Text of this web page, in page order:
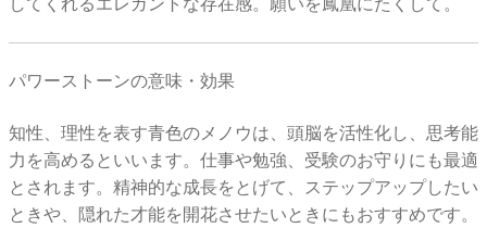
パワーストーンの意味・効果
知性、理性を表す青色のメノウは、頭脳を活性化し、思考能
力を高めるといいます。仕事や勉強、受験のお守りにも最適
とされます。精神的な成長をとげて、ステップアップしたい
ときや、隠れた才能を開花させたいときにもおすすめです。